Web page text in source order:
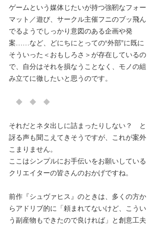
ゲームという媒体じたいが持つ強靭なフォー
マット／遊び、サークル主催フニのブッ飛ん
でるようでしっかり意図のある企画や発
案……など、どにちにとっての“外部”に既に
そういった＜おもしろさ＞が存在しているの
で、自分はそれを損なうことなく、モノの組
み立てに徹したいと思うのです。
◆　◆　◆
それだとネタ出しに詰まったりしない？　と
訝る声も聞こえてきそうですが、これが案外
こまりません。
ここはシンプルにお手伝いをお願いしている
クリエイターの皆さんのおかげですね。
前作『シュヴァヒス』のときは、多くの方か
らアドリブ的に「頼まれてないけど、こうい
う副産物もできたので良ければ」と創意工夫